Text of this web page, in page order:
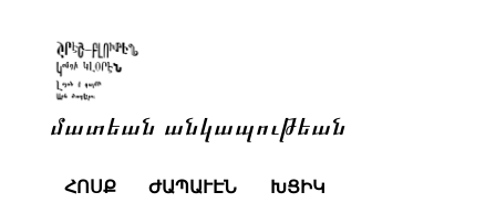
մատեան անկապութեան
ՀՈՍՔ ԺԱՊԱՒԷՆ ԽՑԻԿ